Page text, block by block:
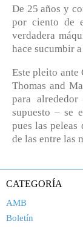
De 25 años y
por ciento de
verdadera
hace sucumbir
Este pleito ante
Thomas and
para
supuesto – se
pues las peleas
de las entre las
CATEGORÍA
AMB
Boletín